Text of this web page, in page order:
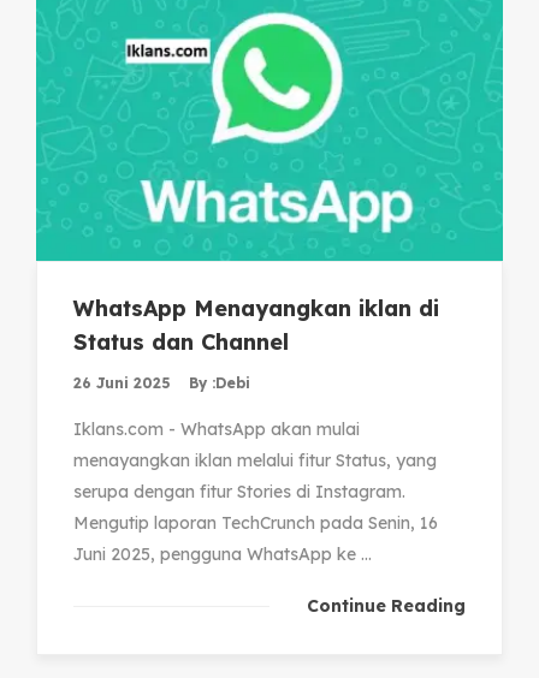
WhatsApp Menayangkan iklan di
Status dan Channel
26 Juni 2025 By :Debi
Iklans.com - WhatsApp akan mulai
menayangkan iklan melalui fitur Status, yang
serupa dengan fitur Stories di Instagram.
Mengutip laporan TechCrunch pada Senin, 16
Juni 2025, pengguna WhatsApp ke ...
Continue Reading